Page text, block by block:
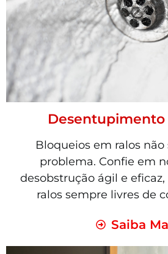
Desentupimento
Bloqueios em ralos
problema. Confie em
desobstrução ágil e
ralos sempre livres de
Saiba